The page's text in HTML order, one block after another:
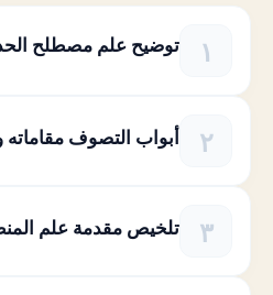
توضيح علم مصطلح
أبواب التصوف مقاماته
تلخيص مقدمة علم